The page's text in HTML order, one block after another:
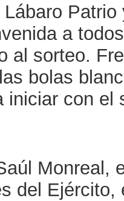
Patrio
a
al sorteo.
bolas
iniciar con el
Monreal,
del Ejército,